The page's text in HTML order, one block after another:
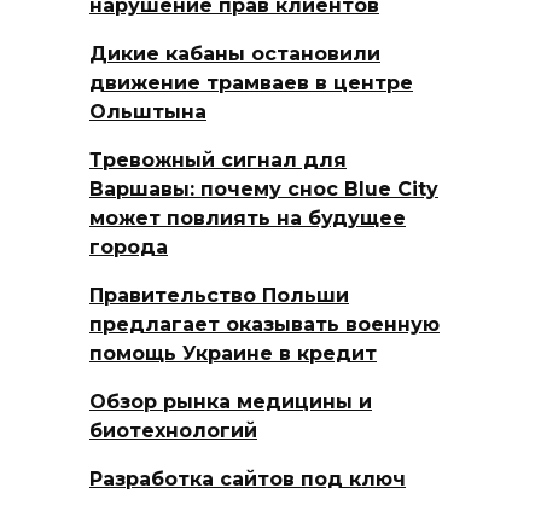
нарушение прав клиентов
Дикие кабаны остановили
движение трамваев в центре
Ольштына
Тревожный сигнал для
Варшавы: почему снос Blue City
может повлиять на будущее
города
Правительство Польши
предлагает оказывать военную
помощь Украине в кредит
Обзор рынка медицины и
биотехнологий
Разработка сайтов под ключ